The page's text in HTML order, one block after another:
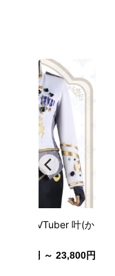
衣装】VTuber 叶(か
21,800円 ～ 23,800円